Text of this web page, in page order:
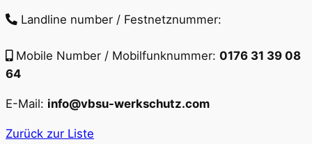
Landline number / Festnetznummer:
Mobile Number / Mobilfunknummer: 0176 31 39 08
64
E-Mail: info@vbsu-werkschutz.com
Zurück zur Liste